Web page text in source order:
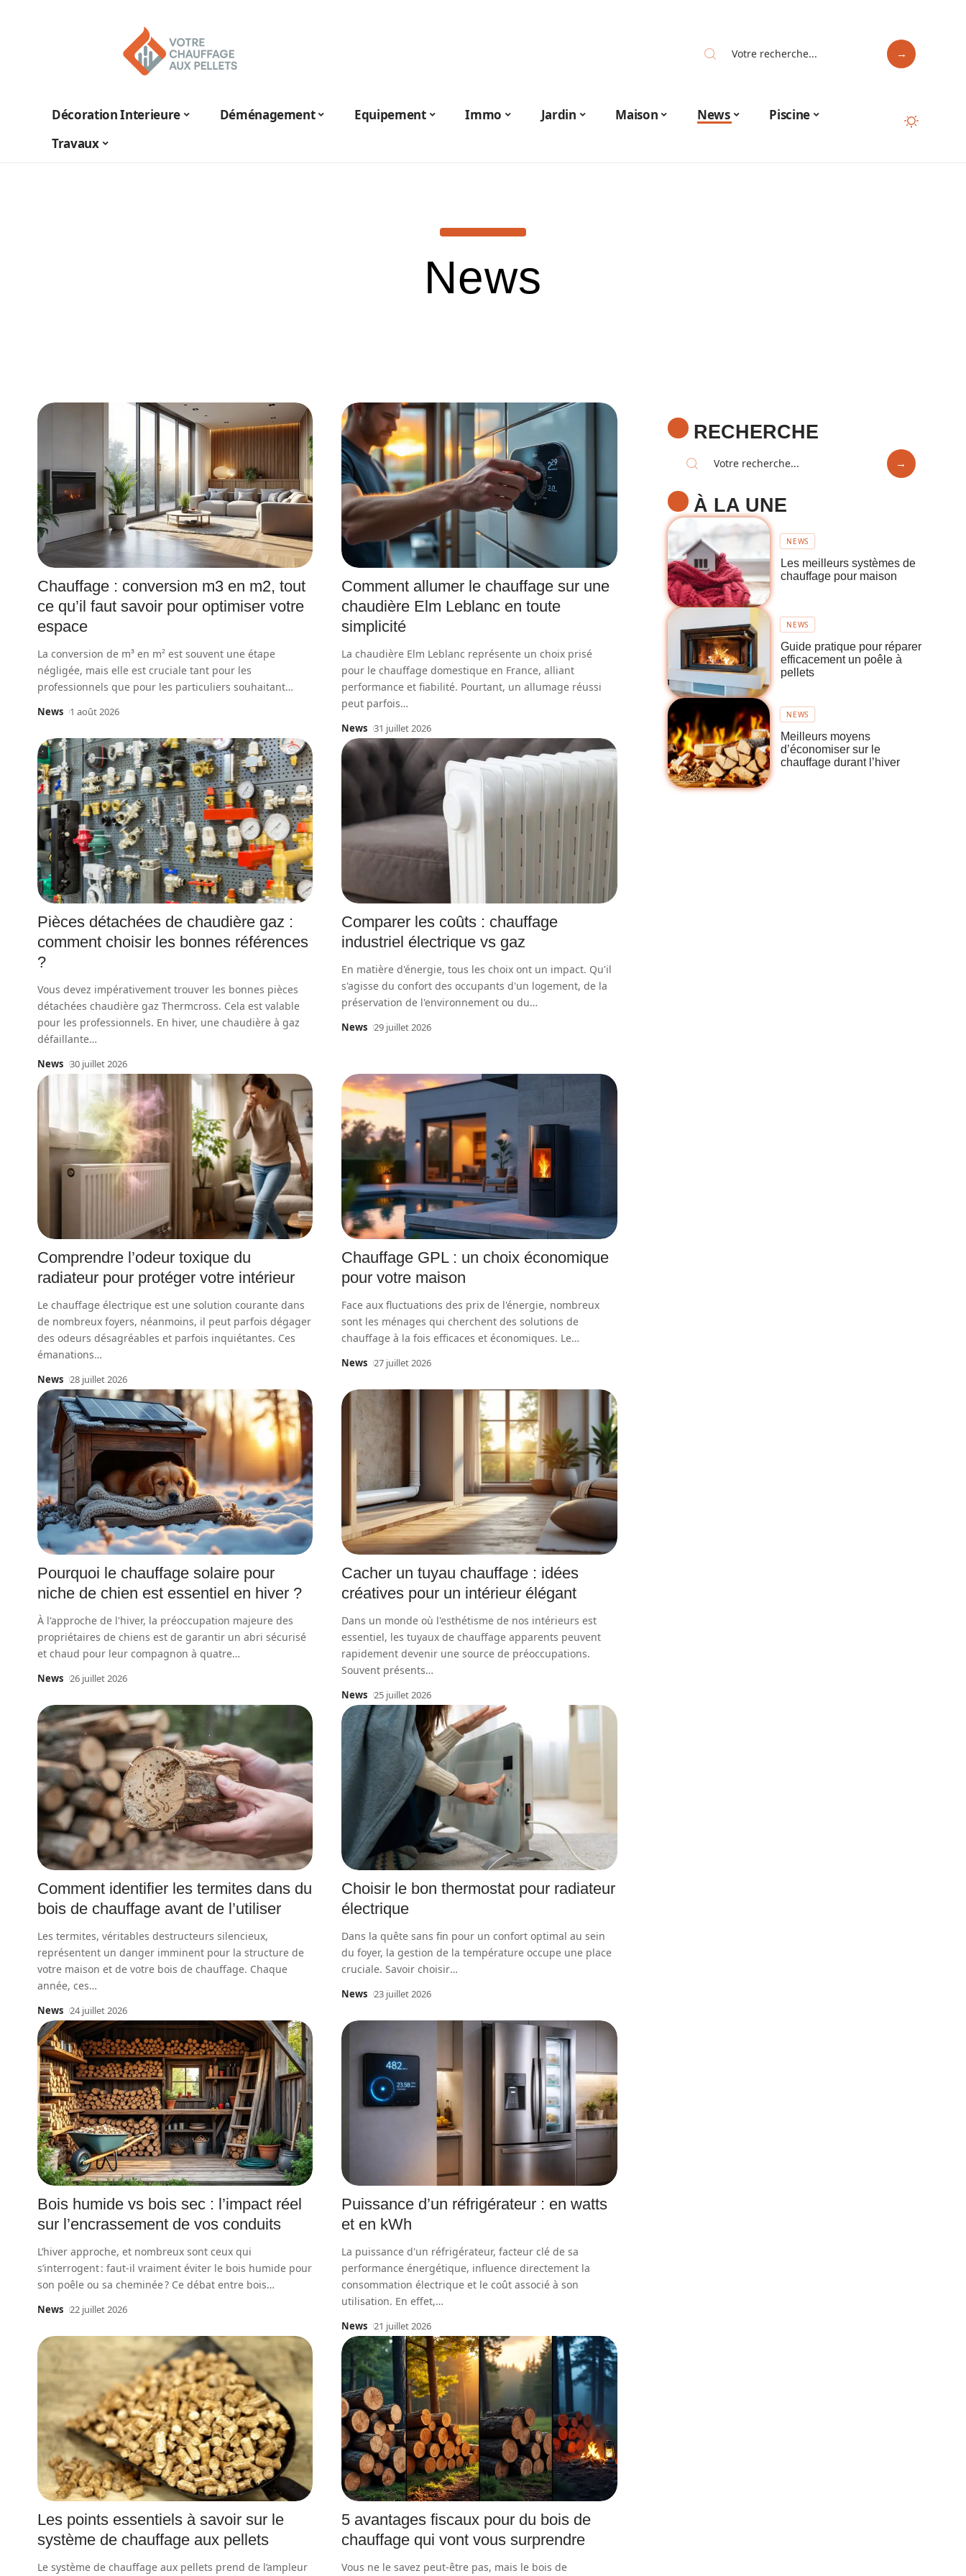
Décoration Interieure Déménagement Equipement Immo Jardin Maison News
Piscine
Travaux
News
Chauffage : conversion m3 en m2, tout
ce qu’il faut savoir pour optimiser votre
espace
La conversion de m³ en m² est souvent une étape
négligée, mais elle est cruciale tant pour les
professionnels que pour les particuliers souhaitant…
News 1 août 2026
Comment allumer le chauffage sur une
chaudière Elm Leblanc en toute
simplicité
La chaudière Elm Leblanc représente un choix prisé
pour le chauffage domestique en France, alliant
performance et fiabilité. Pourtant, un allumage réussi
peut parfois…
News 31 juillet 2026
Pièces détachées de chaudière gaz :
comment choisir les bonnes références
?
Vous devez impérativement trouver les bonnes pièces
détachées chaudière gaz Thermcross. Cela est valable
pour les professionnels. En hiver, une chaudière à gaz
défaillante…
News 30 juillet 2026
Comparer les coûts : chauffage
industriel électrique vs gaz
En matière d'énergie, tous les choix ont un impact. Qu'il
s'agisse du confort des occupants d'un logement, de la
préservation de l'environnement ou du…
News 29 juillet 2026
Comprendre l’odeur toxique du
radiateur pour protéger votre intérieur
Le chauffage électrique est une solution courante dans
de nombreux foyers, néanmoins, il peut parfois dégager
des odeurs désagréables et parfois inquiétantes. Ces
émanations…
News 28 juillet 2026
Chauffage GPL : un choix économique
pour votre maison
Face aux fluctuations des prix de l'énergie, nombreux
sont les ménages qui cherchent des solutions de
chauffage à la fois efficaces et économiques. Le…
News 27 juillet 2026
Pourquoi le chauffage solaire pour
niche de chien est essentiel en hiver ?
À l'approche de l'hiver, la préoccupation majeure des
propriétaires de chiens est de garantir un abri sécurisé
et chaud pour leur compagnon à quatre…
News 26 juillet 2026
Cacher un tuyau chauffage : idées
créatives pour un intérieur élégant
Dans un monde où l'esthétisme de nos intérieurs est
essentiel, les tuyaux de chauffage apparents peuvent
rapidement devenir une source de préoccupations.
Souvent présents…
News 25 juillet 2026
Comment identifier les termites dans du
bois de chauffage avant de l’utiliser
Les termites, véritables destructeurs silencieux,
représentent un danger imminent pour la structure de
votre maison et de votre bois de chauffage. Chaque
année, ces…
News 24 juillet 2026
Choisir le bon thermostat pour radiateur
électrique
Dans la quête sans fin pour un confort optimal au sein
du foyer, la gestion de la température occupe une place
cruciale. Savoir choisir…
News 23 juillet 2026
Bois humide vs bois sec : l’impact réel
sur l’encrassement de vos conduits
L’hiver approche, et nombreux sont ceux qui
s’interrogent : faut-il vraiment éviter le bois humide pour
son poêle ou sa cheminée ? Ce débat entre bois…
News 22 juillet 2026
Puissance d’un réfrigérateur : en watts
et en kWh
La puissance d'un réfrigérateur, facteur clé de sa
performance énergétique, influence directement la
consommation électrique et le coût associé à son
utilisation. En effet,…
News 21 juillet 2026
Les points essentiels à savoir sur le
système de chauffage aux pellets
Le système de chauffage aux pellets prend de l’ampleur
5 avantages fiscaux pour du bois de
chauffage qui vont vous surprendre
Vous ne le savez peut-être pas, mais le bois de
RECHERCHE
À LA UNE
NEWS
Les meilleurs systèmes de
chauffage pour maison
NEWS
Guide pratique pour réparer
efficacement un poêle à
pellets
NEWS
Meilleurs moyens
d’économiser sur le
chauffage durant l’hiver